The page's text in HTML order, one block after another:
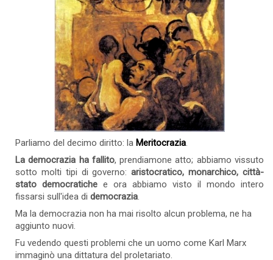
Parliamo del decimo diritto: la Meritocrazia.
La democrazia ha fallito, prendiamone atto; abbiamo vissuto
sotto molti tipi di governo: aristocratico, monarchico, città-
stato democratiche e ora abbiamo visto il mondo intero
fissarsi sull'idea di democrazia.
Ma la democrazia non ha mai risolto alcun problema, ne ha
aggiunto nuovi.
Fu vedendo questi problemi che un uomo come Karl Marx
immaginò una dittatura del proletariato.